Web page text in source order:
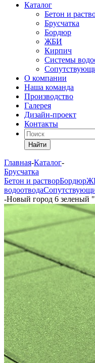
Каталог
Бетон и
Брусчатка
Бордюр
ЖБИ
Кирпич
Системы
О компании
Наша команда
Производство
Галерея
Дизайн-проект
Контакты
Найти
Главная-Каталог-
Брусчатка
Бетон и растворБордюр
водоотвода
-Новый город 6 зеленый